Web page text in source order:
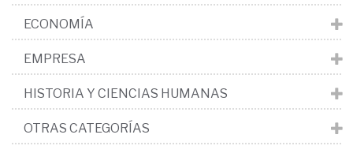
ECONOMÍA
EMPRESA
HISTORIA Y CIENCIAS HUMANAS
OTRAS CATEGORÍAS